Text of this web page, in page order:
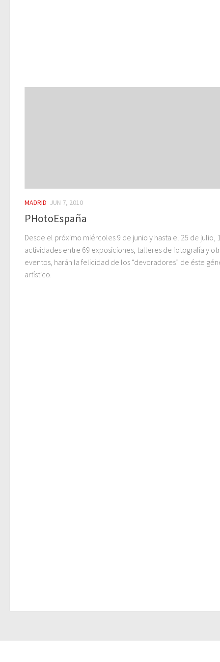
MADRID JUN 7, 2010
PHotoEspaña
Desde el próximo miércoles 9 de junio y hasta el 25 de julio,
actividades entre 69 exposiciones, talleres de fotografía y
eventos, harán la felicidad de los “devoradores” de éste
artístico.